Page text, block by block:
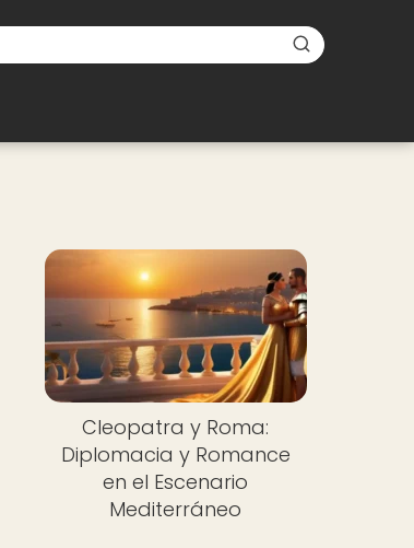
Cleopatra y Roma:
Diplomacia y Romance
en el Escenario
Mediterráneo